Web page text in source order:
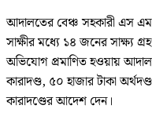
আদালতের বেঞ্চ সহকারী এস
সাক্ষীর মধ্যে ১৪ জনের সাক্ষ্য
অভিযোগ প্রমাণিত হওয়ায়
কারাদণ্ড, ৫০ হাজার টাকা
কারাদণ্ডের আদেশ দেন।